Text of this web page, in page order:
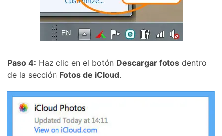
Paso 4: Haz clic en el botón Descargar fotos dentro
de la sección Fotos de iCloud.